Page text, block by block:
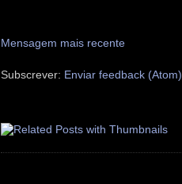
Mensagem mais recente
Subscrever: Enviar feedback (Atom)